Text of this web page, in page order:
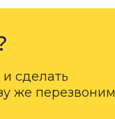
сделать
же перезвоним